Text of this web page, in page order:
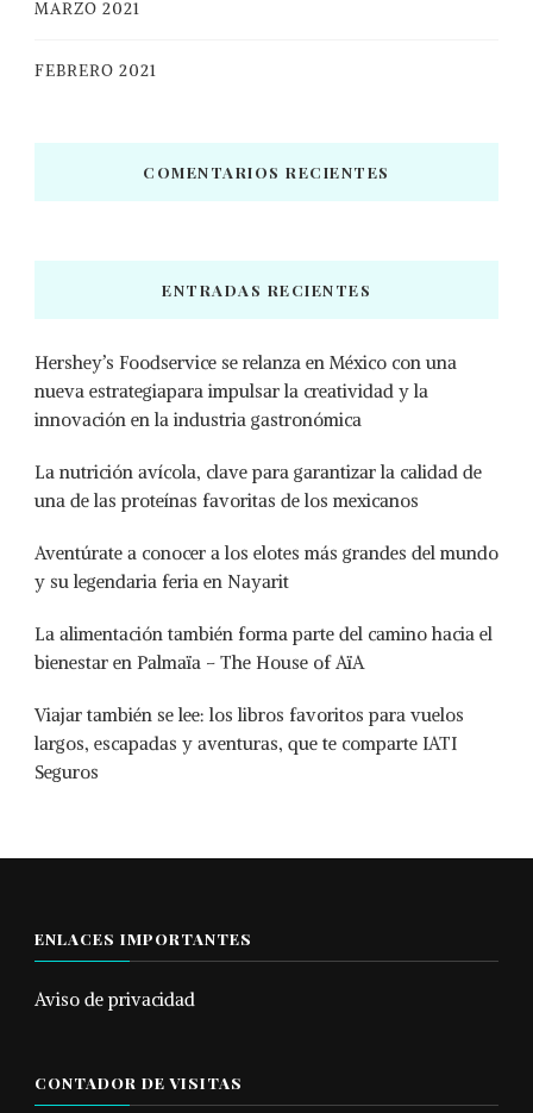
MARZO 2021
FEBRERO 2021
COMENTARIOS RECIENTES
ENTRADAS RECIENTES
Hershey’s Foodservice se relanza en México con una
nueva estrategiapara impulsar la creatividad y la
innovación en la industria gastronómica
La nutrición avícola, clave para garantizar la calidad de
una de las proteínas favoritas de los mexicanos
Aventúrate a conocer a los elotes más grandes del mundo
y su legendaria feria en Nayarit
La alimentación también forma parte del camino hacia el
bienestar en Palmaïa – The House of AïA
Viajar también se lee: los libros favoritos para vuelos
largos, escapadas y aventuras, que te comparte IATI
Seguros
ENLACES IMPORTANTES
Aviso de privacidad
CONTADOR DE VISITAS